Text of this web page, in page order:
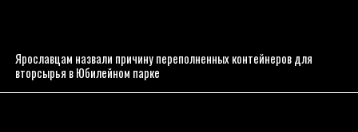
Ярославцам назвали причину переполненных контейнеров для
вторсырья в Юбилейном парке